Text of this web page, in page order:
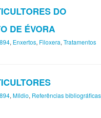
DO
DE ÉVORA
, Enxertos, Filoxera, Tratamentos
, Míldio, Referências bibliográficas